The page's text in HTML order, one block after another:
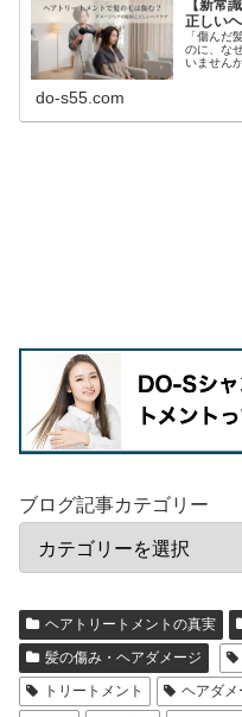
【新常
正しい
「傷んだ
のに、な
いません
do-s55.com
ブログ記事カテゴリー
ヘアトリートメントの真実
髪の傷み・ヘアダメージ
トリートメント
ヘアダメ